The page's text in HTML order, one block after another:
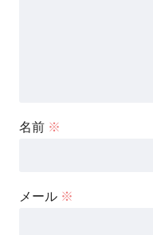
名前 ※
メール ※